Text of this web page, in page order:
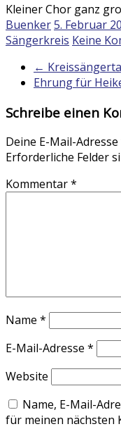
Kleiner Chor ganz
Buenker5. Februar
Sängerkreis Keine
←
Ehrung für
Schreibe einen
Deine E-Mail-
Erforderliche Felder
Kommentar*
Name *
E-Mail-Adresse *
Website
Name, E-Mail-
für meinen nächsten